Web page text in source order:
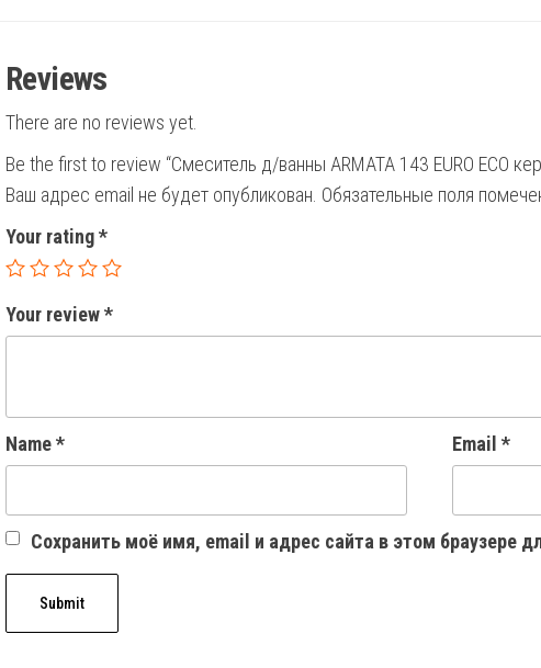
Reviews
There are no reviews yet.
Be the first to review “Смеситель д/ванны ARMATA 143 EURO ECO
Ваш адрес email не будет опубликован. Обязательные поля
Your rating*
Your review*
Name* Email *
Сохранить моё имя, email и адрес сайта в этом браузере